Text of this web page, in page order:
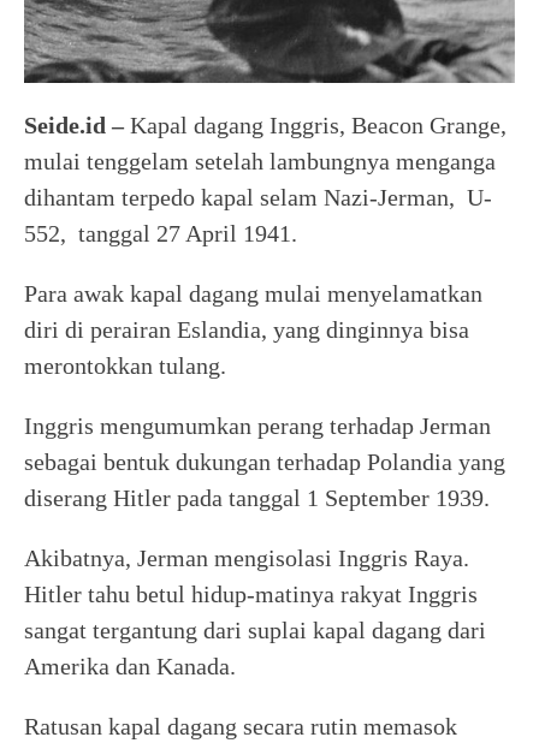
Seide.id –Kapal dagang Inggris, Beacon Grange,
mulai tenggelam setelah lambungnya menganga
dihantam terpedo kapal selam Nazi-Jerman, U-
552, tanggal 27 April 1941.
Para awak kapal dagang mulai menyelamatkan
diri di perairan Eslandia, yang dinginnya bisa
merontokkan tulang.
Inggris mengumumkan perang terhadap Jerman
sebagai bentuk dukungan terhadap Polandia yang
diserang Hitler pada tanggal 1 September 1939.
Akibatnya, Jerman mengisolasi Inggris Raya.
Hitler tahu betul hidup-matinya rakyat Inggris
sangat tergantung dari suplai kapal dagang dari
Amerika dan Kanada.
Ratusan kapal dagang secara rutin memasok